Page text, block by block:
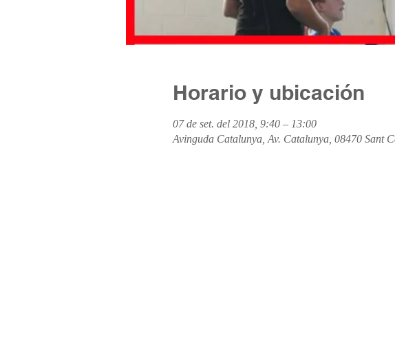
Horario y ubicación
07 de set. del 2018, 9:40 – 13:00
Avinguda Catalunya, Av. Catalunya, 08470 Sant